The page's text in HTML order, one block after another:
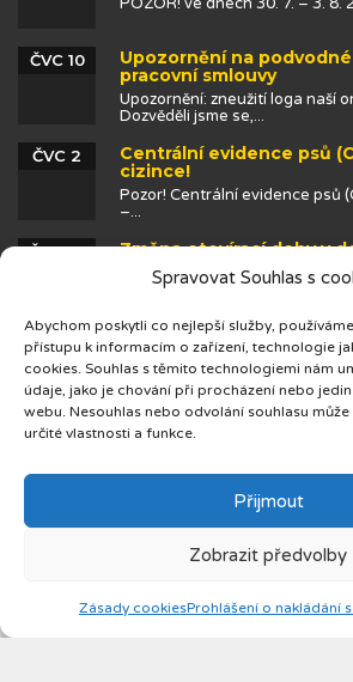
Spravovat Souhlas s
Abychom poskytli co nejlepší služby,
přístupu k informacím o zařízení, technologie
cookies. Souhlas s těmito technologiemi nám
údaje, jako je chování při procházení nebo
webu. Nesouhlas nebo odvolání souhlasu
určité vlastnosti a funkce.
Přijmout
Zobrazit předvolby
Zásady cookiesProhlášení o nakládání
Upozornění na
pracovní smlouvy
ČVC 10
Upozornění: zneužití loga naší
Dozvěděli jsme se,...
Centrální evidence psů
cizince!
ČVC 2
Pozor! Centrální evidence psů
–...
Změna otevírací doby v
prázdnin
ČVN 25